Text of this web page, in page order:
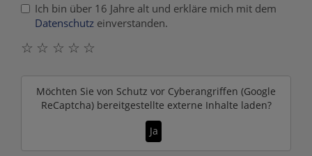
Ich bin über 16 Jahre alt und erkläre mich mit dem
Datenschutz einverstanden.
☆
☆
☆
☆
☆
Möchten Sie von Schutz vor Cyberangriffen (Google
ReCaptcha)bereitgestellte externe Inhalte laden?
Ja